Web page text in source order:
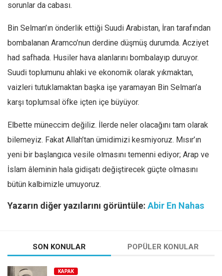
sorunlar da cabası.
Bin Selman’ın önderlik ettiği Suudi Arabistan, İran tarafından
bombalanan Aramco’nun derdine düşmüş durumda. Acziyet
had safhada. Husiler hava alanlarını bombalayıp duruyor.
Suudi toplumunu ahlaki ve ekonomik olarak yıkmaktan,
vaizleri tutuklamaktan başka işe yaramayan Bin Selman’a
karşı toplumsal öfke içten içe büyüyor.
Elbette müneccim değiliz. İlerde neler olacağını tam olarak
bilemeyiz. Fakat Allah’tan ümidimizi kesmiyoruz. Mısır’ın
yeni bir başlangıca vesile olmasını temenni ediyor; Arap ve
İslam âleminin hala gidişatı değiştirecek güçte olmasını
bütün kalbimizle umuyoruz.
Yazarın diğer yazılarını görüntüle: Abir En Nahas
SON KONULAR POPÜLER KONULAR
KAPAK